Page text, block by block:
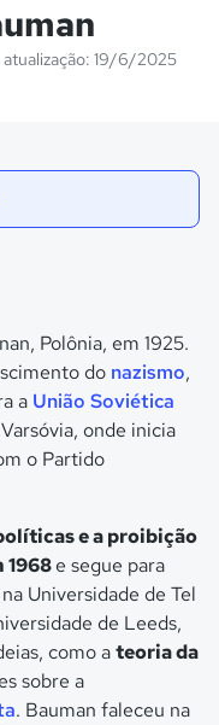
atualização: 19/6/2025
Polônia, em 1925.
do nazismo,
a União Soviética
onde inicia
o Partido
e a proibição
1968e segue para
Universidade de Tel
de Leeds,
como ateoria da
sobre a
. Bauman faleceu na